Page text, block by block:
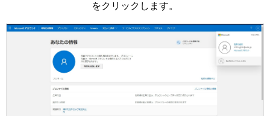
をクリックします。